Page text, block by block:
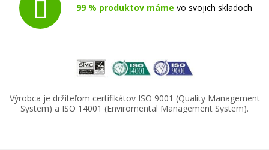
(Purpurová)
Originálna náplň
99 % produktov máme vo svojich skladoch
Výrobca je držiteľom certifikátov ISO 9001 (Quality Management
System) a ISO 14001 (Enviromental Management System).